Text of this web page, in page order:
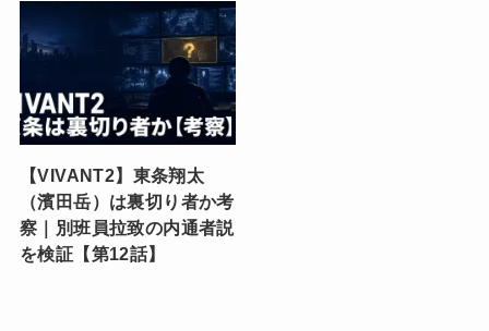
【VIVANT2】東条翔太
（濱田岳）は裏切り者か考
察｜別班員拉致の内通者説
を検証【第12話】